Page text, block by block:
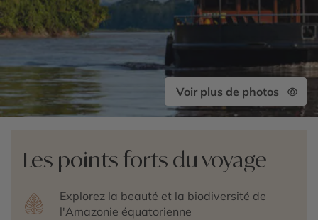
Voir plus de photos
Les points forts du voyage
Explorez la beauté et la biodiversité de
l'Amazonie équatorienne